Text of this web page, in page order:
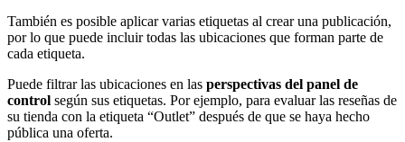
También es posible aplicar varias etiquetas al crear una publicación,
por lo que puede incluir todas las ubicaciones que forman parte de
cada etiqueta.
Puede filtrar las ubicaciones en las perspectivas del panel de
control según sus etiquetas. Por ejemplo, para evaluar las reseñas de
su tienda con la etiqueta “Outlet” después de que se haya hecho
pública una oferta.